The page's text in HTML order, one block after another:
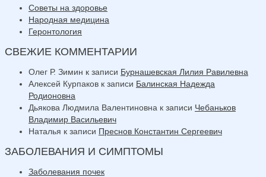
Советы на здоровье
Народная медицина
Геронтология
СВЕЖИЕ КОММЕНТАРИИ
Олег Р. Зимин к записи Бурнашевская Лилия Равилевна
Алексей Курпаков к записи Балинская Надежда
Родионовна
Дьякова Людмила Валентиновна к записи Чебаньков
Владимир Васильевич
Наталья к записи Преснов Константин Сергеевич
ЗАБОЛЕВАНИЯ И СИМПТОМЫ
Заболевания почек